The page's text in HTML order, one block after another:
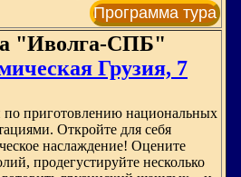
Программа тура
"Иволга-СПБ"
Грузия, 7
по приготовлению национальных
Откройте для себя
наслаждение! Оцените
продегустируйте несколько